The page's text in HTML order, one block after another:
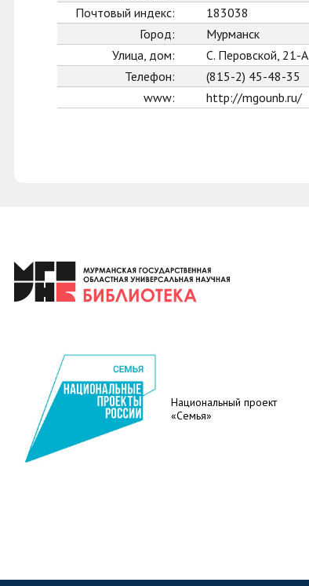
Почтовый индекс:
183038
Город:
Мурманск
Улица, дом:
С. Перовской, 21-А
Телефон:
(815-2) 45-48-35
www:
http://mgounb.ru/
Национальный проект
«Семья»